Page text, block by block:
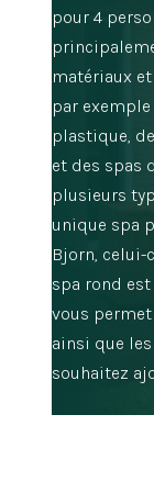
pour 4
matériaux
par
plastique,
et des spas
plusieurs
unique spa
Bjorn, celui-
spa rond
vous
ainsi que
souhaitez